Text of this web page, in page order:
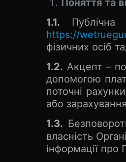
Поняття та
1.1. Публічна
https://
фізичних осіб
1.2. Акцепт –
допомогою
поточні
або
1.3.
власність
інформації про